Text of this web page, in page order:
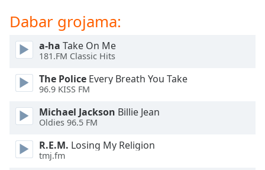
Track
Picture-
in-
Picture
modal
Beginning
Dabar grojama:
a-ha Take On Me
181.FM Classic Hits
The Police Every Breath You Take
96.9 KISS FM
Michael Jackson Billie Jean
Oldies 96.5 FM
R.E.M. Losing My Religion
tmj.fm